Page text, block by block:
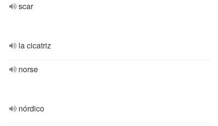
scar
la cicatriz
norse
nórdico